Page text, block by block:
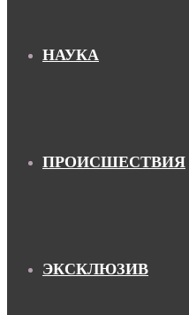
НАУКА
ПРОИСШЕСТВИЯ
ЭКСКЛЮЗИВ